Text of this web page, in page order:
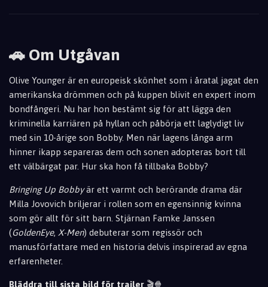
🚗 Om Utgåvan
Olive Younger är en europeisk skönhet som i åratal jagat den
amerikanska drömmen och på kuppen blivit en expert inom
bondfångeri. Nu har hon bestämt sig för att lägga den
kriminella karriären på hyllan och påbörja ett laglydigt liv
med sin 10-årige son Bobby. Men när lagens långa arm
hinner ikapp separeras dem och sonen adopteras bort till
ett välbärgat par. Hur ska hon få tillbaka Bobby?
Bringing Up Bobbyär ett varmt och berörande drama där
Milla Jovovich briljerar i rollen som en egensinnig kvinna
som gör allt för sitt barn. Stjärnan Famke Janssen
(GoldenEye, X-Men) debuterar som regissör och
manusförfattare med en historia delvis inspirerad av egna
erfarenheter.
Bläddra till sista bild för trailer 🎬🍿